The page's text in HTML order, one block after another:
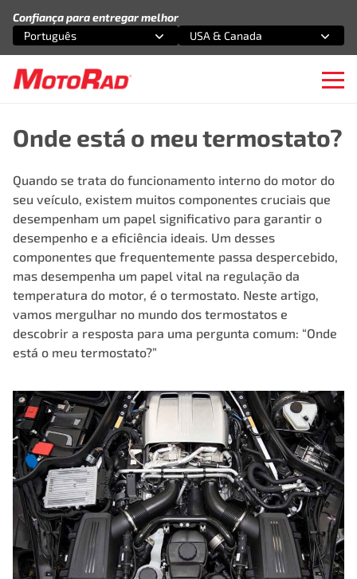
Confiança para entregar melhor
Selecione uma opção
Português
Selecione uma opção
USA & Canada
Onde está o meu termostato?
Quando se trata do funcionamento interno do motor do
seu veículo, existem muitos componentes cruciais que
desempenham um papel significativo para garantir o
desempenho e a eficiência ideais. Um desses
componentes que frequentemente passa despercebido,
mas desempenha um papel vital na regulação da
temperatura do motor, é o termostato. Neste artigo,
vamos mergulhar no mundo dos termostatos e
descobrir a resposta para uma pergunta comum: “Onde
está o meu termostato?”